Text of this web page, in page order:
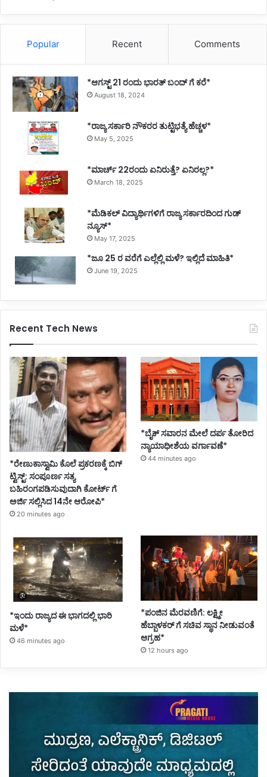
Popular Recent Comments
*ಆಗಸ್ಟ್ 21 ರಂದು ಭಾರತ್‌ ಬಂದ್‌ ಗೆ ಕರೆ*
August 18, 2024
*ರಾಜ್ಯ ಸರ್ಕಾರಿ ನೌಕರರ ತುಟ್ಟಿಭತ್ಯೆ ಹೆಚ್ಚಳ*
May 5, 2025
*ಮಾರ್ಚ್ 22ರಂದು ಏನಿರುತ್ತೆ? ಏನಿರಲ್ಲ?*
March 18, 2025
*ಮೆಡಿಕಲ್ ವಿದ್ಯಾರ್ಥಿಗಳಿಗೆ ರಾಜ್ಯ ಸರ್ಕಾರದಿಂದ ಗುಡ್
ನ್ಯೂಸ್*
May 17, 2025
*ಜೂ 25 ರ ವರೆಗೆ ಎಲ್ಲೆಲ್ಲಿ ಮಳೆ? ಇಲ್ಲಿದೆ ಮಾಹಿತಿ*
June 19, 2025
Recent Tech News
*ರೇಣುಕಾಸ್ವಾಮಿ ಕೊಲೆ ಪ್ರಕರಣಕ್ಕೆ ಬಿಗ್
ಟ್ವಿಸ್ಟ್: ಸಂಪೂರ್ಣ ಸತ್ಯ
ಬಹಿರಂಗಪಡಿಸುವುದಾಗಿ ಕೋರ್ಟ್ ಗೆ
ಅರ್ಜಿ ಸಲ್ಲಿಸಿದ 14ನೇ ಆರೋಪಿ*
20 minutes ago
*ಬೈಕ್ ಸವಾರನ ಮೇಲೆ ದರ್ಪ ತೋರಿದ
ನ್ಯಾಯಾಧೀಶೆಯ ವರ್ಗಾವಣೆ*
44 minutes ago
*ಇಂದು ರಾಜ್ಯದ ಈ ಭಾಗದಲ್ಲಿ ಭಾರಿ
ಮಳೆ*
46 minutes ago
*ಪಂಜಿನ ಮೆರವಣಿಗೆ: ಲಕ್ಷ್ಮೀ
ಹೆಬ್ಬಾಳಕರ್ ಗೆ ಸಚಿವ ಸ್ಥಾನ ನೀಡುವಂತೆ
ಆಗ್ರಹ*
12 hours ago